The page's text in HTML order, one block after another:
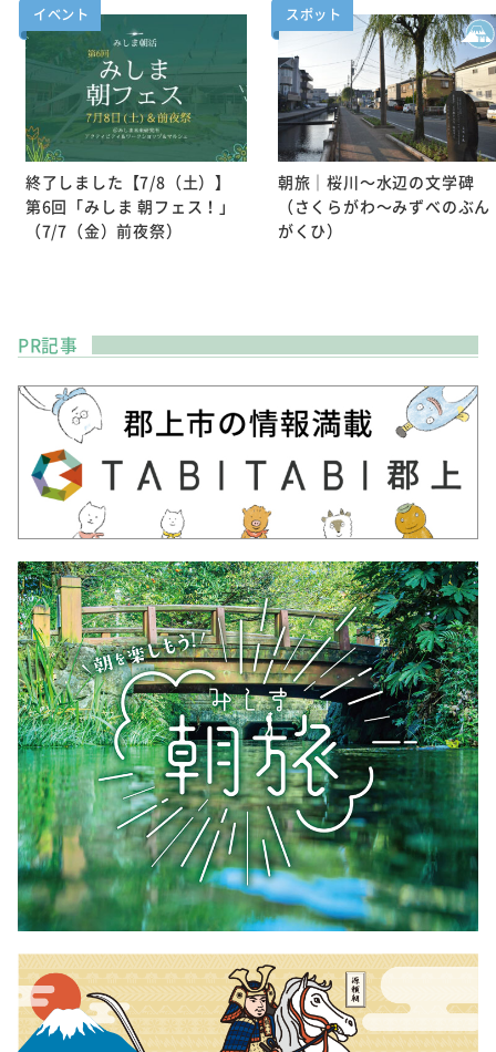
イベント
終了しました【7/8（土）】
第6回「みしま 朝フェス！」
（7/7（金）前夜祭）
スポット
朝旅｜桜川～水辺の文学碑
（さくらがわ～みずべのぶん
がくひ）
PR記事